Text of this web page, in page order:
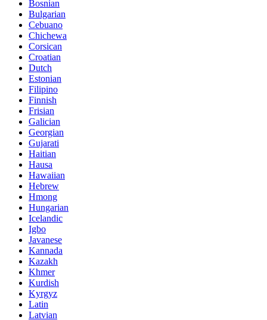
Bosnian
Bulgarian
Cebuano
Chichewa
Corsican
Croatian
Dutch
Estonian
Filipino
Finnish
Frisian
Galician
Georgian
Gujarati
Haitian
Hausa
Hawaiian
Hebrew
Hmong
Hungarian
Icelandic
Igbo
Javanese
Kannada
Kazakh
Khmer
Kurdish
Kyrgyz
Latin
Latvian